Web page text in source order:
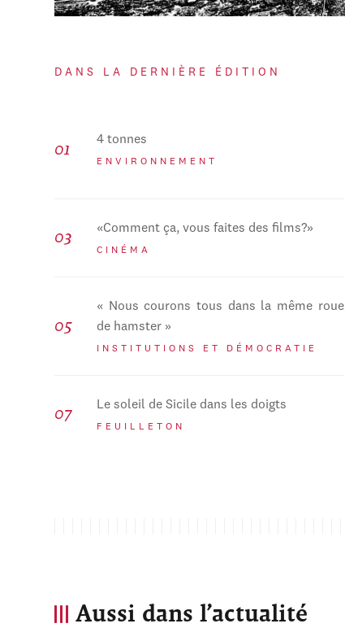
DANS LA DERNIÈRE ÉDITION
4 tonnes
ENVIRONNEMENT
«Comment ça, vous faites des films?»
CINÉMA
« Nous courons tous dans la même roue
de hamster »
INSTITUTIONS ET DÉMOCRATIE
Le soleil de Sicile dans les doigts
FEUILLETON
Aussi dans l’actualité